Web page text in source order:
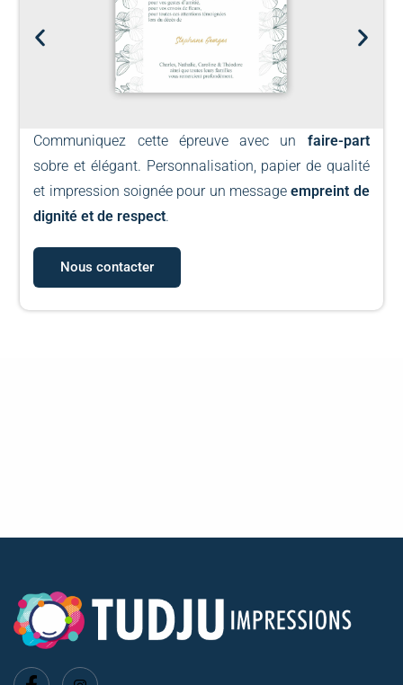
Télécharger le catalogue de modèles
Communiquez cette épreuve avec un faire-part
sobre et élégant. Personnalisation, papier de qualité
et impression soignée pour un messageempreint de
dignité et de respect.
Nous contacter